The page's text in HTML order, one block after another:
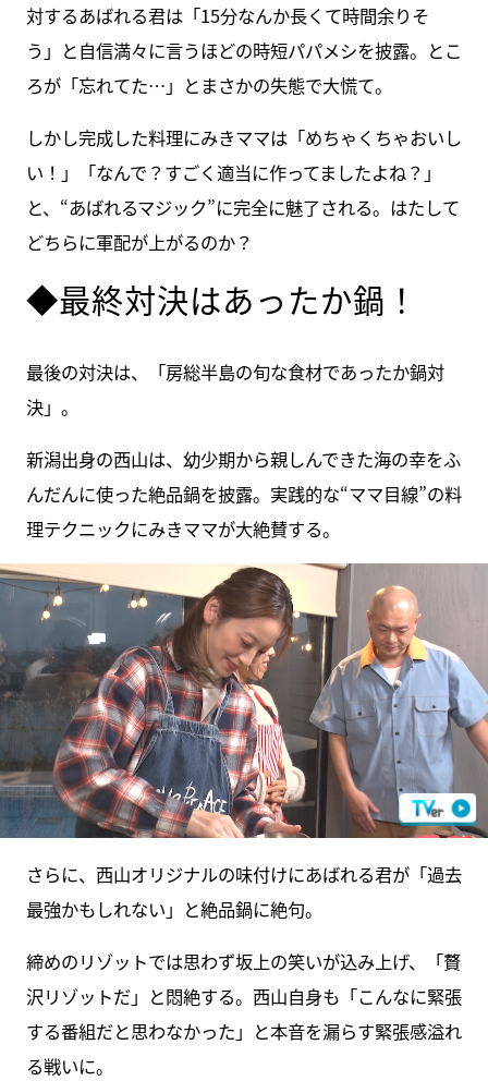
対するあばれる君は「15分なんか長くて時間余りそ
う」と自信満々に言うほどの時短パパメシを披露。とこ
ろが「忘れてた…」とまさかの失態で大慌て。
しかし完成した料理にみきママは「めちゃくちゃおいし
い！」「なんで？すごく適当に作ってましたよね？」
と、“あばれるマジック”に完全に魅了される。はたして
どちらに軍配が上がるのか？
◆最終対決はあったか鍋！
最後の対決は、「房総半島の旬な食材であったか鍋対
決」。
新潟出身の西山は、幼少期から親しんできた海の幸をふ
んだんに使った絶品鍋を披露。実践的な“ママ目線”の料
理テクニックにみきママが大絶賛する。
さらに、西山オリジナルの味付けにあばれる君が「過去
最強かもしれない」と絶品鍋に絶句。
締めのリゾットでは思わず坂上の笑いが込み上げ、「贅
沢リゾットだ」と悶絶する。西山自身も「こんなに緊張
する番組だと思わなかった」と本音を漏らす緊張感溢れ
る戦いに。